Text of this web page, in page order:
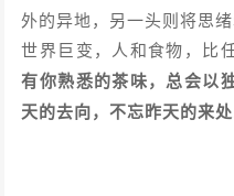
外的异地，另一头则将思绪
世界巨变，人和食物，比
有你熟悉的茶味，总会以
天的去向，不忘昨天的来